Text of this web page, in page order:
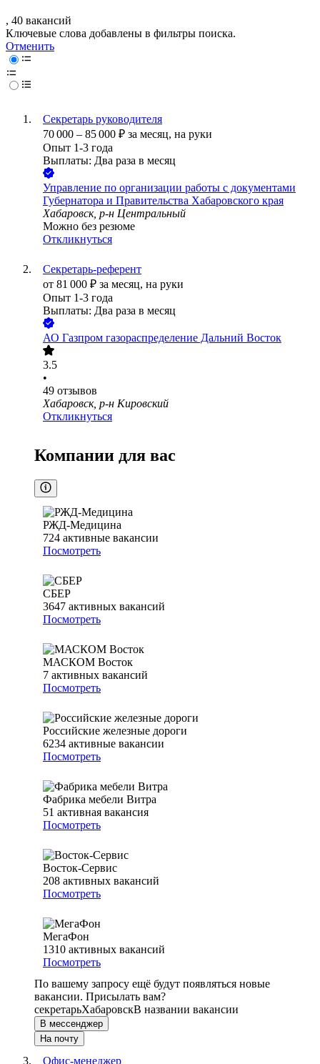
, 40 вакансий
Ключевые слова добавлены в фильтры поиска.
Отменить
Секретарь руководителя
70 000 – 85 000 ₽ за месяц, на руки
Опыт 1-3 года
Выплаты: Два раза в месяц
Управление по организации работы с документами
Губернатора и Правительства Хабаровского края
Хабаровск, р-н Центральный
Можно без резюме
Откликнуться
Секретарь-референт
от 81 000 ₽ за месяц, на руки
Опыт 1-3 года
Выплаты: Два раза в месяц
АО Газпром газораспределение Дальний Восток
3.5
•
49 отзывов
Хабаровск, р-н Кировский
Откликнуться
Компании для вас
РЖД-Медицина
724 активные вакансии
Посмотреть
СБЕР
3647 активных вакансий
Посмотреть
МАСКОМ Восток
7 активных вакансий
Посмотреть
Российские железные дороги
6234 активные вакансии
Посмотреть
Фабрика мебели Витра
51 активная вакансия
Посмотреть
Восток-Сервис
208 активных вакансий
Посмотреть
МегаФон
1310 активных вакансий
Посмотреть
По вашему запросу ещё будут появляться новые
вакансии. Присылать вам?
секретарьХабаровскВ названии вакансии
В мессенджер
На почту
Офис-менеджер